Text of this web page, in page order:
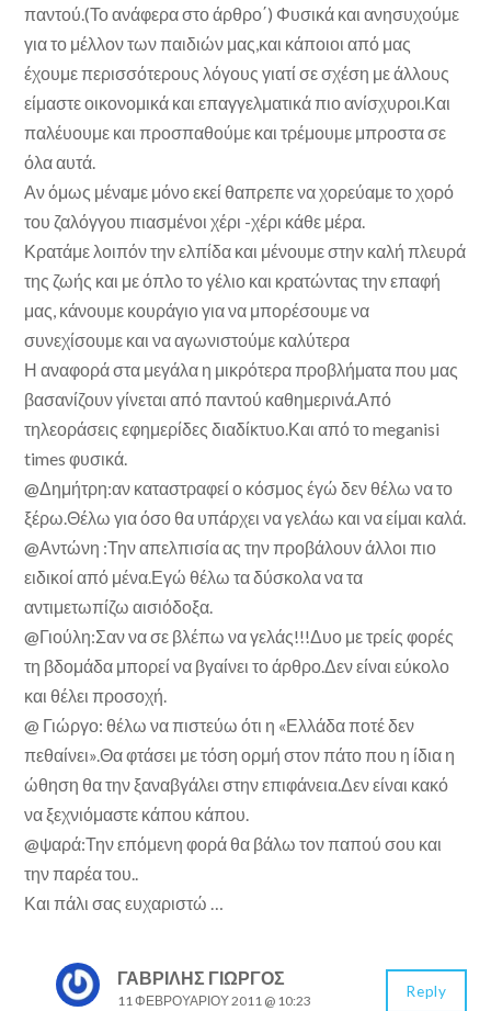
παντού.(Το ανάφερα στο άρθρο΄) Φυσικά και ανησυχούμε
για το μέλλον των παιδιών μας,και κάποιοι από μας
έχουμε περισσότερους λόγους γιατί σε σχέση με άλλους
είμαστε οικονομικά και επαγγελματικά πιο ανίσχυροι.Και
παλέυουμε και προσπαθούμε και τρέμουμε μπροστα σε
όλα αυτά.
Αν όμως μέναμε μόνο εκεί θαπρεπε να χορεύαμε το χορό
του ζαλόγγου πιασμένοι χέρι -χέρι κάθε μέρα.
Κρατάμε λοιπόν την ελπίδα και μένουμε στην καλή πλευρά
της ζωής και με όπλο το γέλιο και κρατώντας την επαφή
μας, κάνουμε κουράγιο για να μπορέσουμε να
συνεχίσουμε και να αγωνιστούμε καλύτερα
Η αναφορά στα μεγάλα η μικρότερα προβλήματα που μας
βασανίζουν γίνεται από παντού καθημερινά.Από
τηλεοράσεις εφημερίδες διαδίκτυο.Και από το meganisi
times φυσικά.
@Δημήτρη:αν καταστραφεί ο κόσμος έγώ δεν θέλω να το
ξέρω.Θέλω για όσο θα υπάρχει να γελάω και να είμαι καλά.
@Αντώνη :Την απελπισία ας την προβάλουν άλλοι πιο
ειδικοί από μένα.Εγώ θέλω τα δύσκολα να τα
αντιμετωπίζω αισιόδοξα.
@Γιούλη:Σαν να σε βλέπω να γελάς!!!Δυο με τρείς φορές
τη βδομάδα μπορεί να βγαίνει το άρθρο.Δεν είναι εύκολο
και θέλει προσοχή.
@ Γιώργο: θέλω να πιστεύω ότι η «Ελλάδα ποτέ δεν
πεθαίνει».Θα φτάσει με τόση ορμή στον πάτο που η ίδια η
ώθηση θα την ξαναβγάλει στην επιφάνεια.Δεν είναι κακό
να ξεχνιόμαστε κάπου κάπου.
@ψαρά:Την επόμενη φορά θα βάλω τον παπού σου και
την παρέα του..
Και πάλι σας ευχαριστώ …
ΓΑΒΡΊΛΗΣ ΓΙΏΡΓΟΣ
11 ΦΕΒΡΟΥΑΡΊΟΥ 2011 @ 10:23
Reply